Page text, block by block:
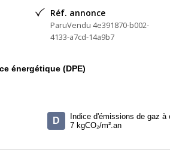
Réf. annonce
ParuVendu 4e391870-b002-
4133-a7cd-14a9b7
énergétique (DPE)
D
Indice d'émissions de gaz à
7 kgCO₂/m².an